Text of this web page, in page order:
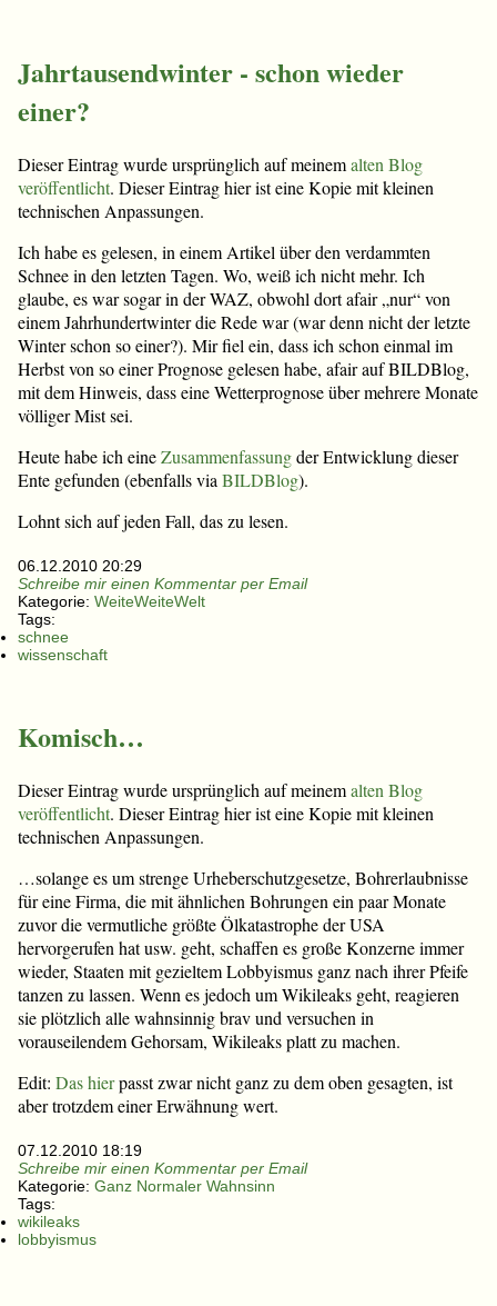
Jahrtausendwinter - schon wieder
einer?
Dieser Eintrag wurde ursprünglich auf meinemalten Blog
veröffentlicht. Dieser Eintrag hier ist eine Kopie mit kleinen
technischen Anpassungen.
Ich habe es gelesen, in einem Artikel über den verdammten
Schnee in den letzten Tagen. Wo, weiß ich nicht mehr. Ich
glaube, es war sogar in der WAZ, obwohl dort afair „nur“ von
einem Jahrhundertwinter die Rede war (war denn nicht der letzte
Winter schon so einer?). Mir fiel ein, dass ich schon einmal im
Herbst von so einer Prognose gelesen habe, afair auf BILDBlog,
mit dem Hinweis, dass eine Wetterprognose über mehrere Monate
völliger Mist sei.
Heute habe ich eineZusammenfassungder Entwicklung dieser
Ente gefunden (ebenfalls via BILDBlog).
Lohnt sich auf jeden Fall, das zu lesen.
06.12.2010 20:29
Schreibe mir einen Kommentar per Email
Kategorie: WeiteWeiteWelt
Tags:
schnee
wissenschaft
Komisch…
Dieser Eintrag wurde ursprünglich auf meinemalten Blog
veröffentlicht. Dieser Eintrag hier ist eine Kopie mit kleinen
technischen Anpassungen.
…solange es um strenge Urheberschutzgesetze, Bohrerlaubnisse
für eine Firma, die mit ähnlichen Bohrungen ein paar Monate
zuvor die vermutliche größte Ölkatastrophe der USA
hervorgerufen hat usw. geht, schaffen es große Konzerne immer
wieder, Staaten mit gezieltem Lobbyismus ganz nach ihrer Pfeife
tanzen zu lassen. Wenn es jedoch um Wikileaks geht, reagieren
sie plötzlich alle wahnsinnig brav und versuchen in
vorauseilendem Gehorsam, Wikileaks platt zu machen.
Edit: Das hierpasst zwar nicht ganz zu dem oben gesagten, ist
aber trotzdem einer Erwähnung wert.
07.12.2010 18:19
Schreibe mir einen Kommentar per Email
Kategorie: Ganz Normaler Wahnsinn
Tags:
wikileaks
lobbyismus